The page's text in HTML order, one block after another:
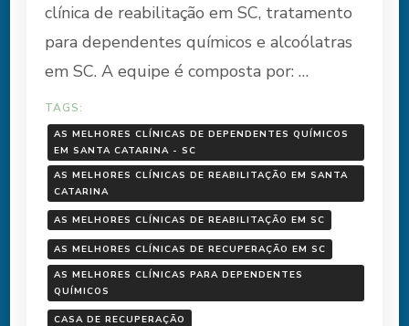
clínica de reabilitação em SC, tratamento
para dependentes químicos e alcoólatras
em SC. A equipe é composta por: …
TAGS:
AS MELHORES CLÍNICAS DE DEPENDENTES QUÍMICOS
EM SANTA CATARINA - SC
AS MELHORES CLÍNICAS DE REABILITAÇÃO EM SANTA
CATARINA
AS MELHORES CLÍNICAS DE REABILITAÇÃO EM SC
AS MELHORES CLÍNICAS DE RECUPERAÇÃO EM SC
AS MELHORES CLÍNICAS PARA DEPENDENTES
QUÍMICOS
CASA DE RECUPERAÇÃO